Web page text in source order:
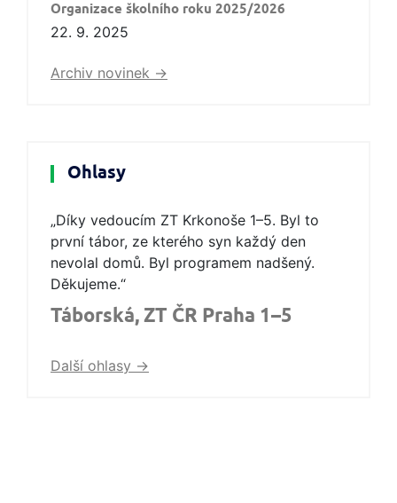
Organizace školního roku 2025/2026
22. 9. 2025
Archiv novinek ->
Ohlasy
„Díky vedoucím ZT Krkonoše 1–5. Byl to
první tábor, ze kterého syn každý den
nevolal domů. Byl programem nadšený.
Děkujeme.“
Táborská, ZT ČR Praha 1–5
Další ohlasy ->